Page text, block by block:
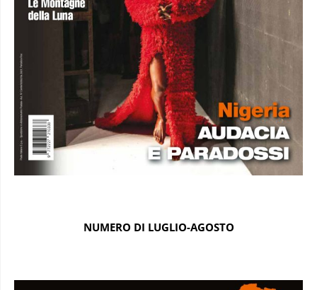
NUMERO DI LUGLIO-AGOSTO